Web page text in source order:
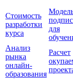
Стоимость
разработки
курса
для
Анализ
рынка
онлайн-
образования
Расчет